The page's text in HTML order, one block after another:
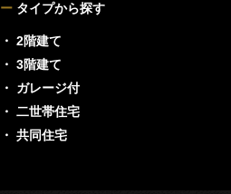
ー タイプから探す
・ 2階建て
・ 3階建て
・ ガレージ付
・ 二世帯住宅
・ 共同住宅